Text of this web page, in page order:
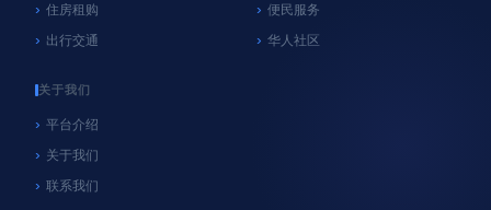
NYC官方垃圾桶执法再延期！9月8日前未使用官
06/18/2026
住房租购
出行交通
便民服务
华人社区
关于我们
平台介绍
关于我们
联系我们